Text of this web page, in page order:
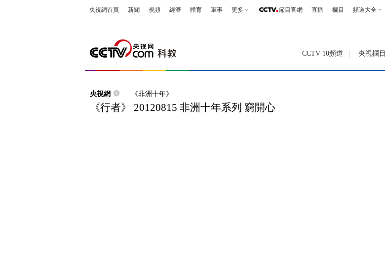
央視網首頁 新聞 視頻 經濟 體育 軍事 更多 節目官網 直播 欄目 頻道大全
CCTV-10頻道 央視欄目
央視網 《非洲十年》
《行者》 20120815 非洲十年系列 窮開心